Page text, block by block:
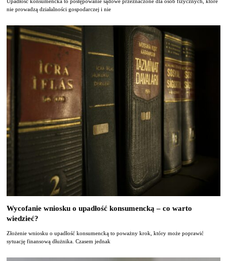
nie prowadzą działalności gospodarczej i nie
Wycofanie wniosku o upadłość konsumencką – co warto
wiedzieć?
Złożenie wniosku o upadłość konsumencką to poważny krok, który może poprawić
sytuację finansową dłużnika. Czasem jednak